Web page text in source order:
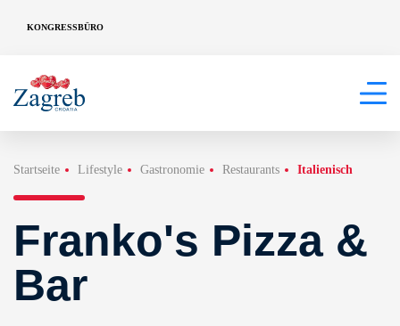
KONGRESSBÜRO
Startseite Lifestyle Gastronomie Restaurants Italienisch
Franko's Pizza &
Bar